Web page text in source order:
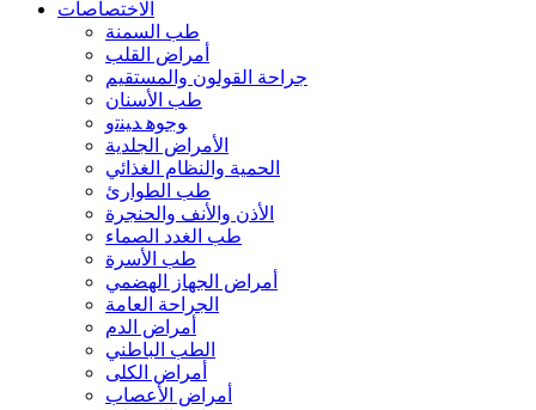
الاختصاصات
طب السمنة
أمراض القلب
جراحة القولون والمستقيم
طب الأسنان
ﻮﺟﻮﻫ ﺪﻴﻨﺗﻭ
الأمراض الجلدية
الحمية والنظام الغذائي
طب الطوارئ
الأذن والأنف والحنجرة
طب الغدد الصماء
طب الأسرة
أمراض الجهاز الهضمي
الجراحة العامة
أمراض الدم
الطب الباطني
أمراض الكلى
أمراض الأعصاب